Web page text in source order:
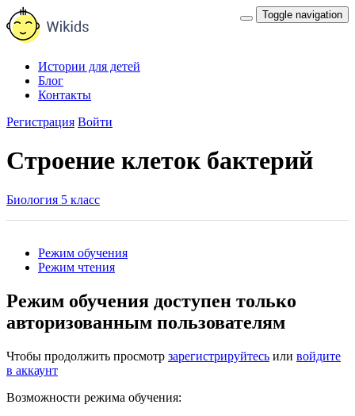
Toggle navigation
Истории для детей
Блог
Контакты
Регистрация Войти
Строение клеток бактерий
Биология 5 класс
Режим обучения
Режим чтения
Режим обучения доступен только
авторизованным пользователям
Чтобы продолжить просмотр зарегистрируйтесь или войдите
в аккаунт
Возможности режима обучения: